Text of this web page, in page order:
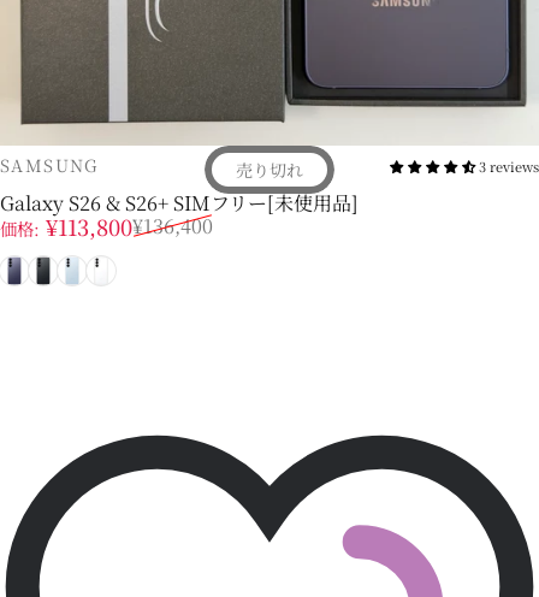
売り切れ
販売業者
SAMSUNG 3 reviews
Galaxy S26 & S26+ SIMフリー[未使用品]
販売価格
価格: ¥113,800
通常価格 ¥136,400
コバルトバイオレット
ブラック
スカイブルー
ホワイト